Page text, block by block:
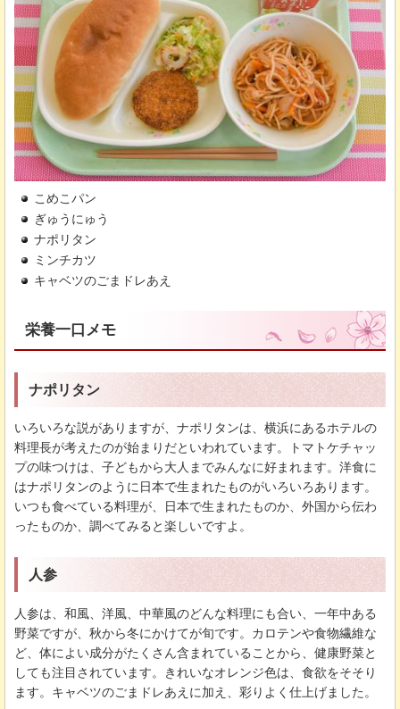
こめこパン
ぎゅうにゅう
ナポリタン
ミンチカツ
キャベツのごまドレあえ
栄養一口メモ
ナポリタン
いろいろな説がありますが、ナポリタンは、横浜にあるホテルの
料理長が考えたのが始まりだといわれています。トマトケチャッ
プの味つけは、子どもから大人までみんなに好まれます。洋食に
はナポリタンのように日本で生まれたものがいろいろあります。
いつも食べている料理が、日本で生まれたものか、外国から伝わ
ったものか、調べてみると楽しいですよ。
人参
人参は、和風、洋風、中華風のどんな料理にも合い、一年中ある
野菜ですが、秋から冬にかけてが旬です。カロテンや食物繊維な
ど、体によい成分がたくさん含まれていることから、健康野菜と
しても注目されています。きれいなオレンジ色は、食欲をそそり
ます。キャベツのごまドレあえに加え、彩りよく仕上げました。